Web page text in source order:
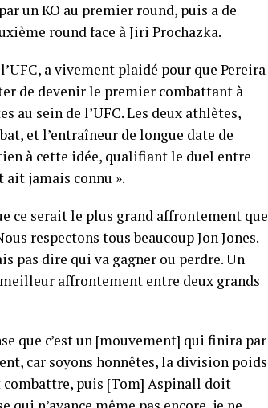
un KO au premier round, puis a de
round face à Jiri Prochazka.
a vivement plaidé pour que Pereira
de devenir le premier combattant à
sein de l’UFC. Les deux athlètes,
et l’entraîneur de longue date de
à cette idée, qualifiant le duel entre
ait jamais connu ».
ce serait le plus grand affrontement que
respectons tous beaucoup Jon Jones.
pas dire qui va gagner ou perdre. Un
affrontement entre deux grands
que c’est un [mouvement] qui finira par
car soyons honnêtes, la division poids
combattre, puis [Tom] Aspinall doit